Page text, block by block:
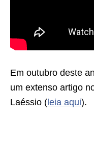
Em outubro deste
um extenso artigo
Laéssio (leia aqui).